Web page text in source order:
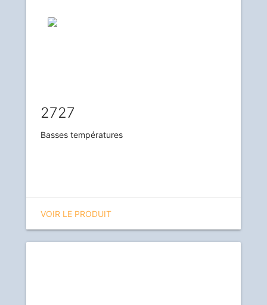
2727
Basses températures
VOIR LE PRODUIT